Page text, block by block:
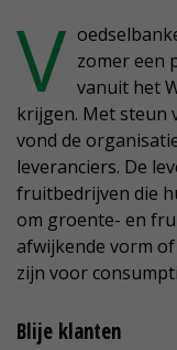
V zomer een
vanuit het
krijgen. Met steun
vond de
leveranciers. De
fruitbedrijven die
om groente- en
afwijkende vorm
zijn voor
Blije klanten